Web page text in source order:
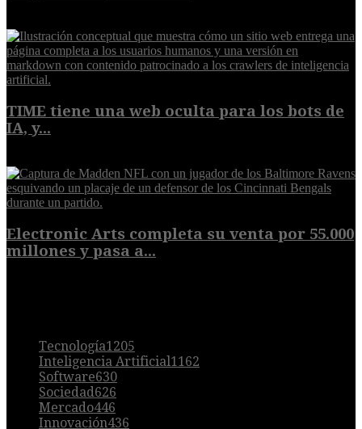
TIME tiene una web oculta para los bots de
IA, y...
Electronic Arts completa su venta por 55.000
millones y pasa a...
Tecnología1205
Inteligencia Artificial1162
Software630
Sociedad626
Mercado446
Innovación436